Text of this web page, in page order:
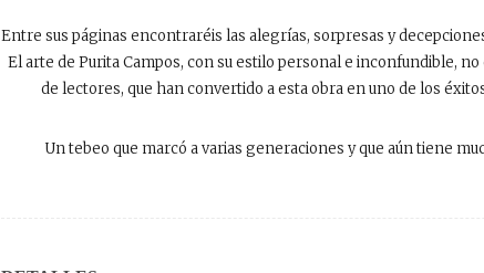
Entre sus páginas encontraréis las alegrías, sorpresas y
El arte de Purita Campos, con su estilo personal e inconfundible,
de lectores, que han convertido a esta obra en uno de los
Un tebeo que marcó a varias generaciones y que aún tiene